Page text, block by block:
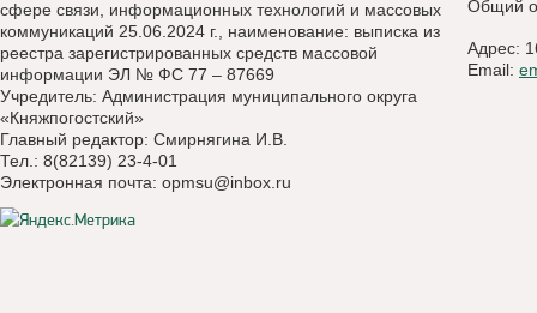
сфере связи, информационных технологий и массовых
коммуникаций 25.06.2024 г., наименование: выписка из
реестра зарегистрированных средств массовой
информации ЭЛ № ФС 77 – 87669
Учредитель: Администрация муниципального округа
«Княжпогостский»
Главный редактор: Смирнягина И.В.
Тел.: 8(82139) 23-4-01
Электронная почта: opmsu@inbox.ru
Общий
Адрес:
Email: